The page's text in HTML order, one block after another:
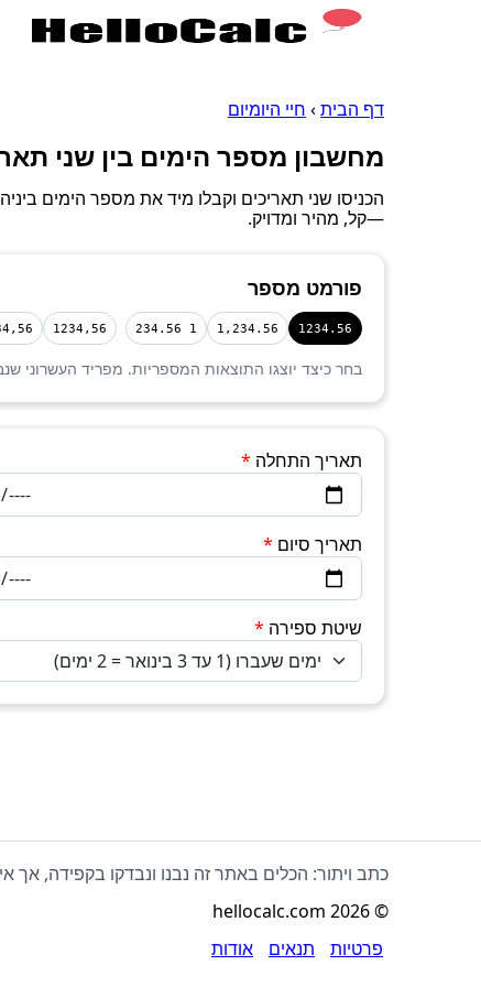
דף הבית› חיי היומיום
מחשבון מספר הימים בין שני
הכניסו שני תאריכים וקבלו מיד את מספר הימים
—קל, מהיר ומדויק.
פורמט מספר
1234.56
1,234.56
1 234.56
1234,56
בחר כיצד יוצגו התוצאות המספריות. מפריד העשרוני
תאריך התחלה *
תאריך סיום *
שיטת ספירה *
כתב ויתור: הכלים באתר זה נבנו ונבדקו בקפידה, אך
©
2026
פרטיות
תנאים אודות